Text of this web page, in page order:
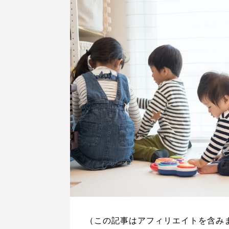
（この記事はアフィリエイトを含み